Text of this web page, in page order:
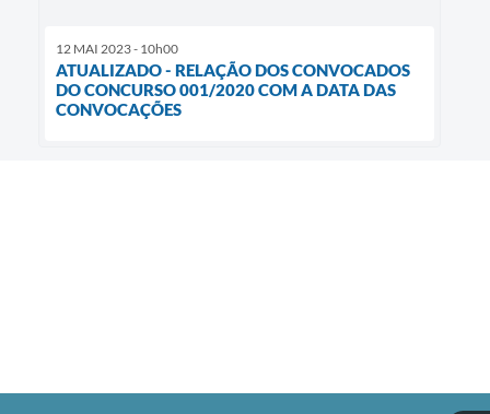
12 MAI 2023 - 10h00
ATUALIZADO - RELAÇÃO DOS CONVOCADOS
DO CONCURSO 001/2020 COM A DATA DAS
CONVOCAÇÕES